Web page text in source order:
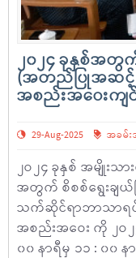
၂၀၂၄ ခုနှစ်အတွ
(အတည်ပြုအဆင့်)
အစည်းအဝေးကျ
29-Aug-2025 အခမ်း
၂ဝ၂၄ ခုနှစ် အမျိုးသာ
အတွက် စိစစ်ရွေးချယ်
သက်ဆိုင်ရာဘာသာ
အစည်းအဝေး ကို ၂ဝ
၀၀ နာရီမှ ၁၁ : ၀၀